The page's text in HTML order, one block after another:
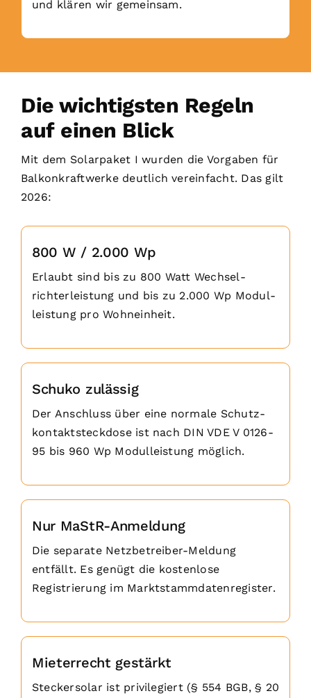
und klären wir gemeinsam.
Die wichtigsten Regeln
auf einen Blick
Mit dem Solarpaket I wurden die Vorgaben für
Balkonkraftwerke deutlich vereinfacht. Das gilt
2026:
800 W / 2.000 Wp
Erlaubt sind bis zu 800 Watt Wechsel­
richterleistung und bis zu 2.000 Wp Modul­
leistung pro Wohneinheit.
Schuko zulässig
Der Anschluss über eine normale Schutz­
kontakt­steckdose ist nach DIN VDE V 0126-
95 bis 960 Wp Modulleistung möglich.
Nur MaStR-Anmeldung
Die separate Netzbetreiber-Meldung
entfällt. Es genügt die kostenlose
Registrierung im Markt­stamm­daten­register.
Mieterrecht gestärkt
Steckersolar ist privilegiert (§ 554 BGB, § 20